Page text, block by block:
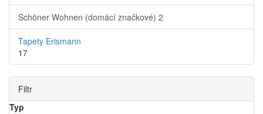
Schöner Wohnen (domácí značkové) 2
Tapety Erismann
17
Filtr
Typ